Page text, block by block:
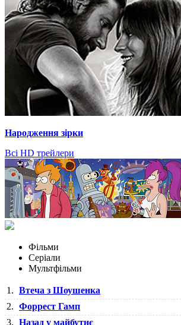
Народження зірки
Всі HD трейлери
Фільми
Серіали
Мультфільми
1. Втеча з Шоушенка
2. Форрест Гамп
3. Назад у майбутнє